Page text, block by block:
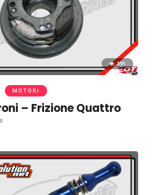
391
MOTORI
– Frizione Quattro